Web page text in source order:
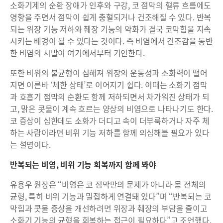
소화기계의 순환 장애가 인후와 구강, 코 점막의 혈류 흐름에도
영향을 주면서 점막이 쉽게 충혈되거나 건조해질 수 있다. 반복
되는 위장 기능 저하와 췌장 기능의 약화가 결국 코막힘을 지속
시키는 배경이 될 수 있다는 것이다. 즉 비염에서 건조감을 동반
한 비염의 시발이 여기에서부터 기인한다.
또한 비위의 불균형이 심해져 위장의 운동성과 소화력이 떨어
지면 이른바 ‘체한 상태’로 이어지기 쉽다. 이때는 소화기 점막
과 호흡기 점막의 순환도 함께 저하되면서 차가워진 상태가 되
고, 맑은 콧물이 계속 흐르는 양상의 비염으로 나타나기도 한다.
코 증상이 심한데도 소화가 더디고 속이 더부룩하거나 자주 체
하는 사람이라면 비위 기능 저하를 함께 의심해볼 필요가 있다
는 설명이다.
반복되는 비염, 비위 기능 회복까지 함께 봐야
유용우 원장은 “비염은 코 점막만의 문제가 아니라 몸 전체의
균형, 특히 비위 기능과 밀접하게 연결돼 있다”며 “반복되는 코
막힘과 콧물 증상을 개선하려면 위장과 췌장의 부담을 줄이고
소화기 기능의 균형을 회복하는 접근이 필요하다”고 조언했다.